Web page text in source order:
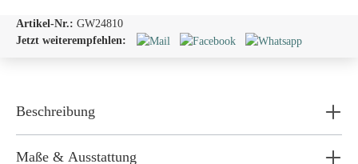
Artikel-Nr.: GW24810
Jetzt weiterempfehlen:
Beschreibung
Maße & Ausstattung